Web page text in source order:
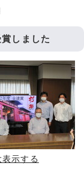
しました
示する